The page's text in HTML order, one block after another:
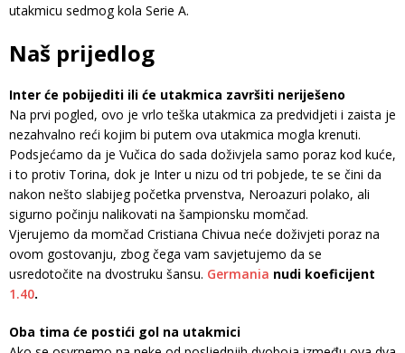
utakmicu sedmog kola Serie A.
Naš prijedlog
Inter će pobijediti ili će utakmica završiti neriješeno
Na prvi pogled, ovo je vrlo teška utakmica za predvidjeti i zaista je
nezahvalno reći kojim bi putem ova utakmica mogla krenuti.
Podsjećamo da je Vučica do sada doživjela samo poraz kod kuće,
i to protiv Torina, dok je Inter u nizu od tri pobjede, te se čini da
nakon nešto slabijeg početka prvenstva, Neroazuri polako, ali
sigurno počinju nalikovati na šampionsku momčad.
Vjerujemo da momčad Cristiana Chivua neće doživjeti poraz na
ovom gostovanju, zbog čega vam savjetujemo da se
usredotočite na dvostruku šansu. Germania nudi koeficijent
1.40.
Oba tima će postići gol na utakmici